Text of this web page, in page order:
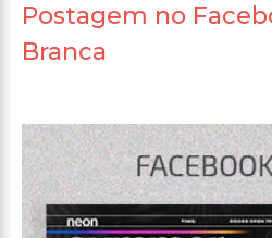
Postagem no
Branca